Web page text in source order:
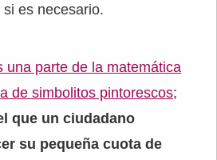
es necesario.
una parte de la matemática
de simbolitos pintorescos;
que un ciudadano
su pequeña cuota de